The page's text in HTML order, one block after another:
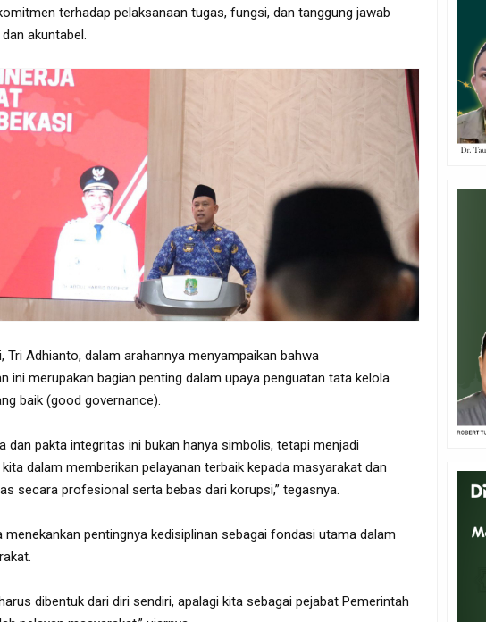
terhadap pelaksanaan tugas, fungsi, dan tanggung jawab
akuntabel.
Tri Adhianto, dalam arahannya menyampaikan bahwa
ini merupakan bagian penting dalam upaya penguatan tata kelola
baik (good governance).
dan pakta integritas ini bukan hanya simbolis, tetapi menjadi
dalam memberikan pelayanan terbaik kepada masyarakat dan
secara profesional serta bebas dari korupsi,” tegasnya.
menekankan pentingnya kedisiplinan sebagai fondasi utama dalam
dibentuk dari diri sendiri, apalagi kita sebagai pejabat Pemerintah